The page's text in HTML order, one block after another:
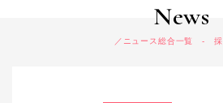
News
ニュース総合一覧 - 採